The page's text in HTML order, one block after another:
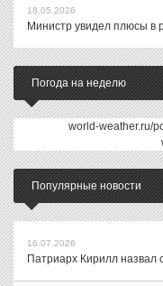
18.05.2026
Министр увидел плюсы в
Погода на неделю
world-weather.ru/
Популярные новости
16.07.2026
Патриарх Кирилл назвал